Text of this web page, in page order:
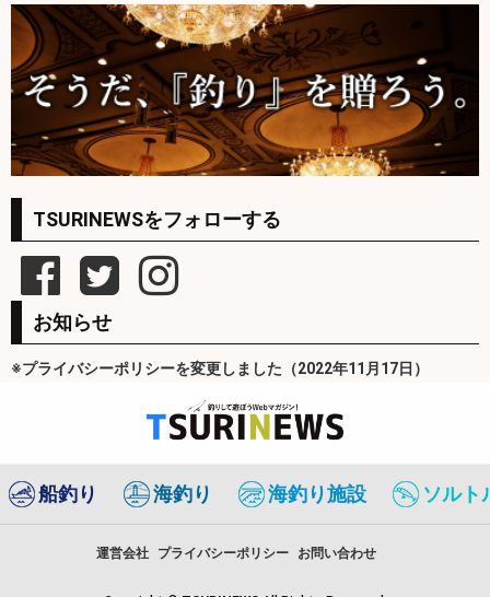
TSURINEWSをフォローする
お知らせ
※プライバシーポリシーを変更しました（2022年11月17日）
船釣り 海釣り 海釣り施設 ソルト
運営会社 プライバシーポリシー お問い合わせ